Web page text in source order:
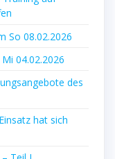
So 08.02.2026
04.02.2026
des
hat sich